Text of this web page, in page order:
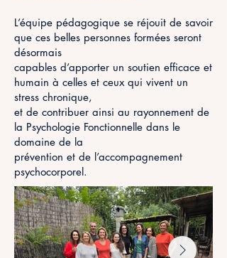
L’équipe pédagogique se réjouit de savoir
que ces belles personnes formées seront
désormais
capables d’apporter un soutien efficace et
humain à celles et ceux qui vivent un
stress chronique,
et de contribuer ainsi au rayonnement de
la Psychologie Fonctionnelle dans le
domaine de la
prévention et de l’accompagnement
psychocorporel.